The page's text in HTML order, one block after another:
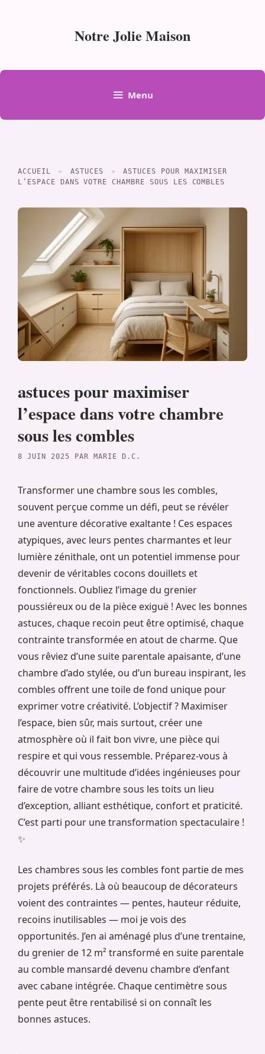
Notre Jolie Maison
Menu
ACCUEIL » ASTUCES »
ASTUCES POUR MAXIMISER
L’ESPACE DANS VOTRE CHAMBRE SOUS LES COMBLES
astuces pour maximiser
l’espace dans votre chambre
sous les combles
8 JUIN 2025 PAR MARIE D.C.
Transformer une chambre sous les combles,
souvent perçue comme un défi, peut se révéler
une aventure décorative exaltante ! Ces espaces
atypiques, avec leurs pentes charmantes et leur
lumière zénithale, ont un potentiel immense pour
devenir de véritables cocons douillets et
fonctionnels. Oubliez l’image du grenier
poussiéreux ou de la pièce exiguë ! Avec les bonnes
astuces, chaque recoin peut être optimisé, chaque
contrainte transformée en atout de charme. Que
vous rêviez d’une suite parentale apaisante, d’une
chambre d’ado stylée, ou d’un bureau inspirant, les
combles offrent une toile de fond unique pour
exprimer votre créativité. L’objectif ? Maximiser
l’espace, bien sûr, mais surtout, créer une
atmosphère où il fait bon vivre, une pièce qui
respire et qui vous ressemble. Préparez-vous à
découvrir une multitude d’idées ingénieuses pour
faire de votre chambre sous les toits un lieu
d’exception, alliant esthétique, confort et praticité.
C’est parti pour une transformation spectaculaire !
✨
Les chambres sous les combles font partie de mes
projets préférés. Là où beaucoup de décorateurs
voient des contraintes — pentes, hauteur réduite,
recoins inutilisables — moi je vois des
opportunités. J’en ai aménagé plus d’une trentaine,
du grenier de 12 m² transformé en suite parentale
au comble mansardé devenu chambre d’enfant
avec cabane intégrée. Chaque centimètre sous
pente peut être rentabilisé si on connaît les
bonnes astuces.